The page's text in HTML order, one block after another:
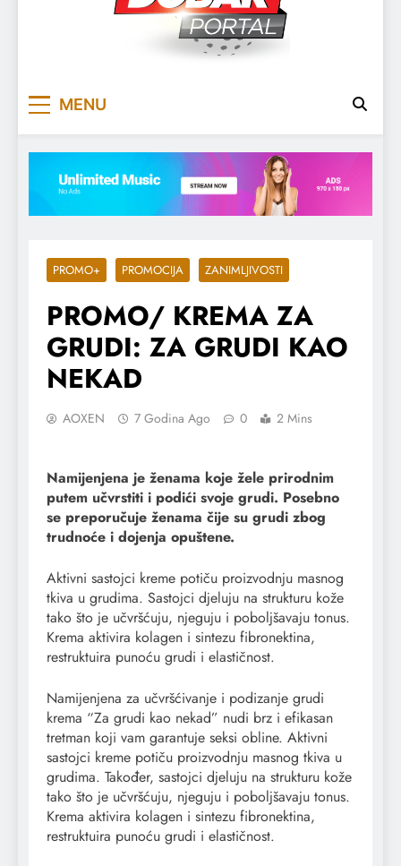
MENU
PROMO+ PROMOCIJA ZANIMLJIVOSTI
PROMO/ KREMA ZA
GRUDI: ZA GRUDI KAO
NEKAD
AOXEN 7 Godina Ago 0 2 Mins
Namijenjena je ženama koje žele prirodnim
putem učvrstiti i podići svoje grudi. Posebno
se preporučuje ženama čije su grudi zbog
trudnoće i dojenja opuštene.
Aktivni sastojci kreme potiču proizvodnju masnog
tkiva u grudima. Sastojci djeluju na strukturu kože
tako što je učvršćuju, njeguju i poboljšavaju tonus.
Krema aktivira kolagen i sintezu fibronektina,
restruktuira punoću grudi i elastičnost.
Namijenjena za učvršćivanje i podizanje grudi
krema “Za grudi kao nekad” nudi brz i efikasan
tretman koji vam garantuje seksi obline. Aktivni
sastojci kreme potiču proizvodnju masnog tkiva u
grudima. Također, sastojci djeluju na strukturu kože
tako što je učvršćuju, njeguju i poboljšavaju tonus.
Krema aktivira kolagen i sintezu fibronektina,
restruktuira punoću grudi i elastičnost.